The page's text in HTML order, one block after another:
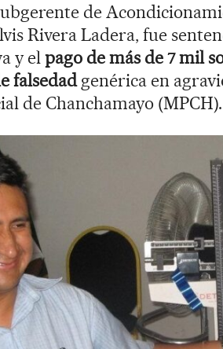
de
Rivera Ladera, fue
y el pago de más de 7 mil
falsedadgenérica en
de Chanchamayo (MPCH).